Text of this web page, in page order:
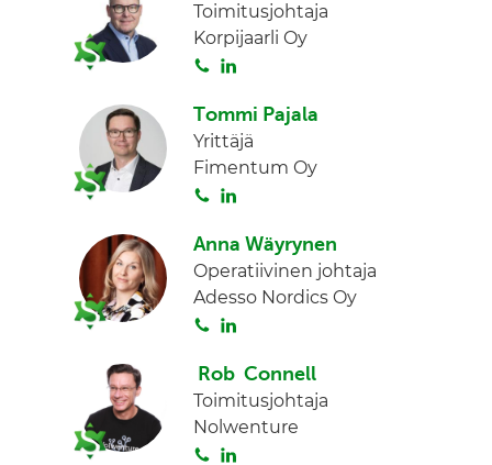
t
a
k
e
n
Toimitusjohtaja
Korpijaarli Oy
S
i
t
a
n
k
e
n
Tommi Pajala
Yrittäjä
Fimentum Oy
S
i
t
a
n
k
e
n
Anna Wäyrynen
Operatiivinen johtaja
Adesso Nordics Oy
S
i
t
a
n
k
e
Rob Connell
Toimitusjohtaja
Nolwenture
S